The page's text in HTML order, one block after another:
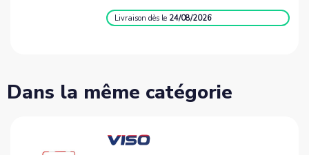
Livraisondès le 24/08/2026
Dans la même catégorie